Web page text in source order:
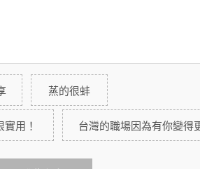
蒸的很蚌
實用！ 台灣的職場因為有你變得